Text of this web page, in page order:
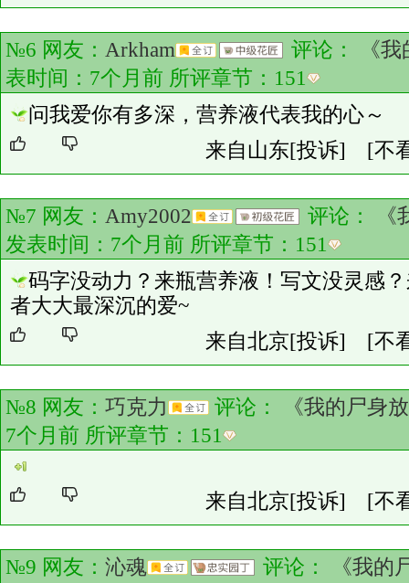
№6 网友： Arkham 评论：
《
表时间：7个月前 所评章节： 151
问我爱你有多深，营养液代表我的心～
来自山东[投诉] [不
№7 网友： Amy2002 评论：
发表时间：7个月前 所评章节： 151
码字没动力？来瓶营养液！写文没灵感
者大大最深沉的爱~
来自北京[投诉] [不
№8 网友： 巧克力 评论：
《我的尸身
7个月前 所评章节： 151
来自北京[投诉] [不
№9 网友： 沁魂 评论：
《我的